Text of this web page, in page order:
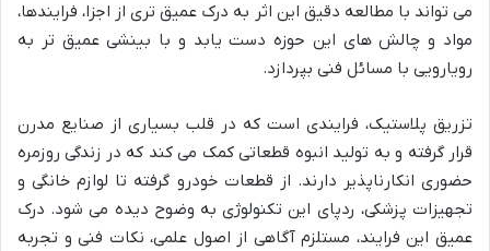
می تواند با مطالعه دقیق این اثر به درک عمیق تری از اجزا، فرایندها،
مواد و چالش های این حوزه دست یابد و با بینشی عمیق تر به
رویارویی با مسائل فنی بپردازد.
تزریق پلاستیک، فرایندی است که در قلب بسیاری از صنایع مدرن
قرار گرفته و به تولید انبوه قطعاتی کمک می کند که در زندگی روزمره
حضوری انکارناپذیر دارند. از قطعات خودرو گرفته تا لوازم خانگی و
تجهیزات پزشکی، ردپای این تکنولوژی به وضوح دیده می شود. درک
عمیق این فرایند، مستلزم آگاهی از اصول علمی، نکات فنی و تجربه